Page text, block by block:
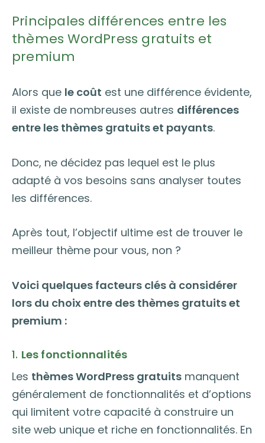
Principales différences entre les
thèmes WordPress gratuits et
premium
Alors que le coût est une différence évidente,
il existe de nombreuses autres différences
entre les thèmes gratuits et payants.
Donc, ne décidez pas lequel est le plus
adapté à vos besoins sans analyser toutes
les différences.
Après tout, l’objectif ultime est de trouver le
meilleur thème pour vous, non ?
Voici quelques facteurs clés à considérer
lors du choix entre des thèmes gratuits et
premium :
1. Les fonctionnalités
Les thèmes WordPress gratuits manquent
généralement de fonctionnalités et d’options
qui limitent votre capacité à construire un
site web unique et riche en fonctionnalités. En